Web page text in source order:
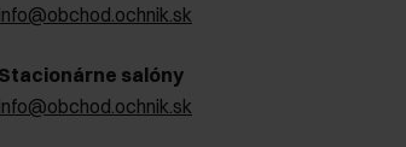
info@obchod.ochnik.sk
Stacionárne salóny
info@obchod.ochnik.sk